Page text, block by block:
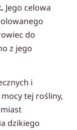
Jego celowa
do
z jego
i
tej rośliny,
dzikiego